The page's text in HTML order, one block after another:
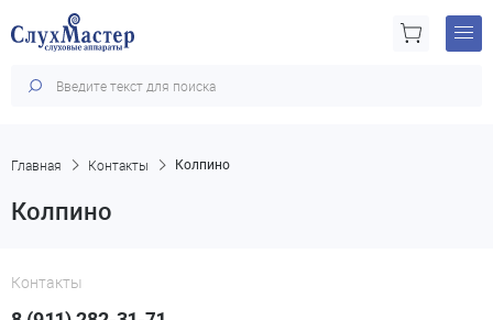
Главная Контакты Колпино
Колпино
Контакты